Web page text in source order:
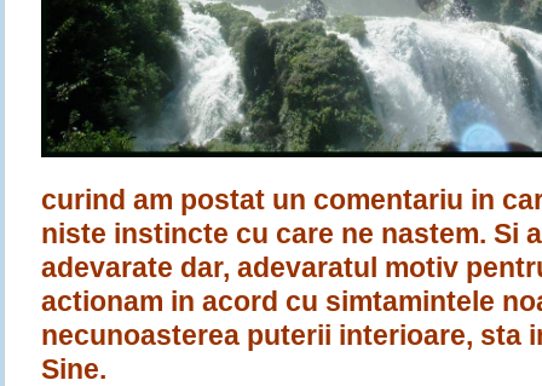
curind am postat un comentariu in
niste instincte cu care ne nastem. Si
adevarate dar, adevaratul motiv
actionam in acord cu simtamintele
necunoasterea puterii interioare, sta
Sine.